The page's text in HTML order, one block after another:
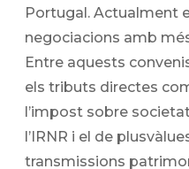
Portugal. Actualment
negociacions amb
Entre aquests
els tributs directes
l’impost sobre
l’IRNR i el de
transmissions